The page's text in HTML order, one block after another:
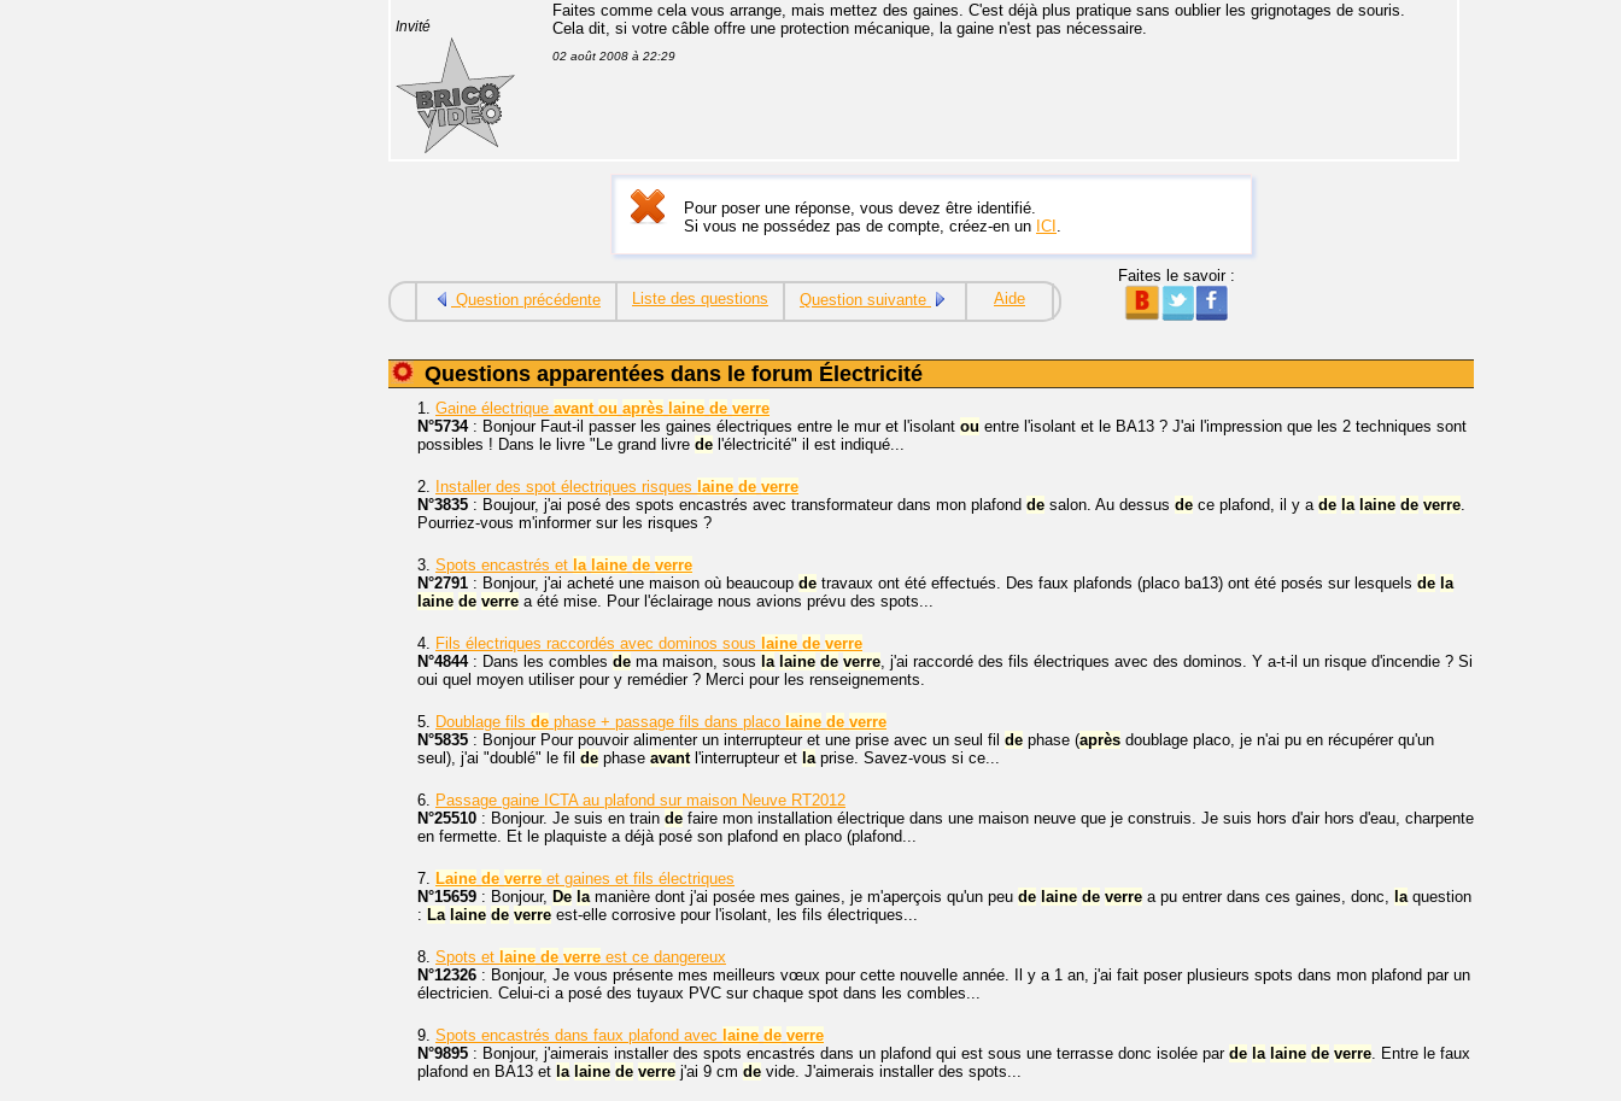
Invité
Faites comme cela vous arrange, mais mettez des gaines. C'est déjà plus pratique sans oublier les grignotages de souris.
Cela dit, si votre câble offre une protection mécanique, la gaine n'est pas nécessaire.
02 août 2008 à 22:29
Pour poser une réponse, vous devez être identifié.
Si vous ne possédez pas de compte, créez-en un ICI .
Question précédente Liste des questions Question suivante Aide
Faites le savoir :
Questions apparentées dans le forum Électricité
1. Gaine électrique avant ou après laine de verre
N°5734: Bonjour Faut-il passer les gaines électriques entre le mur et l'isolant ou entre l'isolant et le BA13 ? J'ai l'impression que les 2 techniques sont
possibles ! Dans le livre "Le grand livre de l'électricité" il est indiqué...
2. Installer des spot électriques risques laine de verre
N°3835 : Boujour, j'ai posé des spots encastrés avec transformateur dans mon plafond de salon. Au dessus de ce plafond, il y a de la laine de verre.
Pourriez-vous m'informer sur les risques ?
3. Spots encastrés et la laine de verre
N°2791 : Bonjour, j'ai acheté une maison où beaucoup de travaux ont été effectués. Des faux plafonds (placo ba13) ont été posés sur lesquels de la
laine de verre a été mise. Pour l'éclairage nous avions prévu des spots...
4. Fils électriques raccordés avec dominos sous laine de verre
N°4844: Dans les combles de ma maison, sous la laine de verre, j'ai raccordé des fils électriques avec des dominos. Y a-t-il un risque d'incendie ? Si
oui quel moyen utiliser pour y remédier ? Merci pour les renseignements.
5. Doublage fils de phase + passage fils dans placo laine de verre
N°5835 : Bonjour Pour pouvoir alimenter un interrupteur et une prise avec un seul fil de phase (après doublage placo, je n'ai pu en récupérer qu'un
seul), j'ai "doublé" le fil de phase avantl'interrupteur et laprise. Savez-vous si ce...
6. Passage gaine ICTA au plafond sur maison Neuve RT2012
N°25510 : Bonjour. Je suis en train de faire mon installation électrique dans une maison neuve que je construis. Je suis hors d'air hors d'eau, charpente
en fermette. Et le plaquiste a déjà posé son plafond en placo (plafond...
7. Laine de verre et gaines et fils électriques
N°15659 : Bonjour, De lamanière dont j'ai posée mes gaines, je m'aperçois qu'un peu de laine de verre a pu entrer dans ces gaines, donc, laquestion
: La laine de verre est-elle corrosive pour l'isolant, les fils électriques...
8. Spots et laine de verre est ce dangereux
N°12326 : Bonjour, Je vous présente mes meilleurs vœux pour cette nouvelle année. Il y a 1 an, j'ai fait poser plusieurs spots dans mon plafond par un
électricien. Celui-ci a posé des tuyaux PVC sur chaque spot dans les combles...
9. Spots encastrés dans faux plafond avec laine de verre
N°9895 : Bonjour, j'aimerais installer des spots encastrés dans un plafond qui est sous une terrasse donc isolée par de la laine de verre. Entre le faux
plafond en BA13 et la laine de verre j'ai 9 cm de vide. J'aimerais installer des spots...